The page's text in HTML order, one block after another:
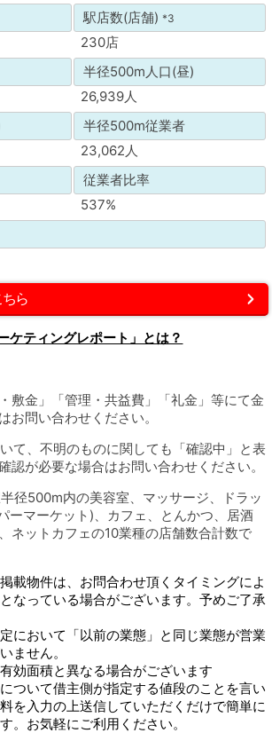
駅店数(店舗)*3
230店
半径500m人口(昼)
26,939人
半径500m従業者
23,062人
従業者比率
537%
ら
ケティングレポート」とは？
敷金」「管理・共益費」「礼金」等にて金
お問い合わせください。
て、不明のものに関しても「確認中」と表
認が必要な場合はお問い合わせください。
径500m内の美容室、マッサージ、ドラッ
ーマーケット)、カフェ、とんかつ、居酒
ネットカフェの10業種の店舗数合計数で
載物件は、お問合わせ頂くタイミングによ
なっている場合がございます。予めご了承
において「以前の業態」と同じ業態が営業
ません。
効面積と異なる場合がございます
について借主側が指定する値段のことを言い
を入力の上送信していただくだけで簡単に
。お気軽にご利用ください。